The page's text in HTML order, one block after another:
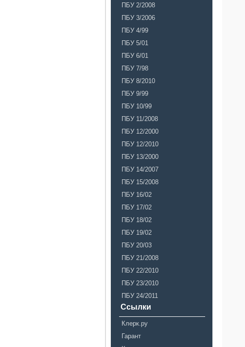
ПБУ 2/2008
ПБУ 3/2006
ПБУ 4/99
ПБУ 5/01
ПБУ 6/01
ПБУ 7/98
ПБУ 8/2010
ПБУ 9/99
ПБУ 10/99
ПБУ 11/2008
ПБУ 12/2000
ПБУ 12/2010
ПБУ 13/2000
ПБУ 14/2007
ПБУ 15/2008
ПБУ 16/02
ПБУ 17/02
ПБУ 18/02
ПБУ 19/02
ПБУ 20/03
ПБУ 21/2008
ПБУ 22/2010
ПБУ 23/2010
ПБУ 24/2011
Ссылки
Клерк.ру
Гарант